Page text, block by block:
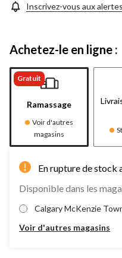
Inscrivez-vous aux
Achetez-le en ligne :
Gratuit
Ramassage
Voir d'autres
magasins
En rupture de stock
Disponible dans les
Calgary McKenzie
Voir d'autres magasins